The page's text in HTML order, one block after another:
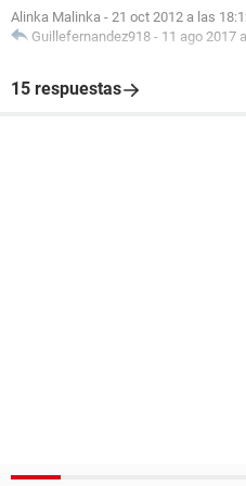
Alinka Malinka - 21 oct 2012 a las
Guillefernandez918 - 11 ago 2017
15 respuestas